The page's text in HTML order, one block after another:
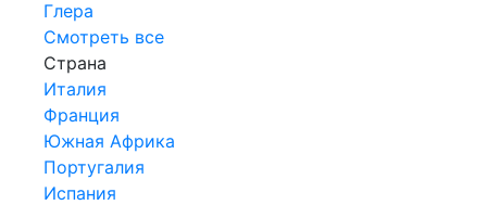
Глера
Смотреть все
Страна
Италия
Франция
Южная Африка
Португалия
Испания